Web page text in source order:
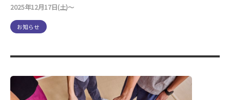
2025年12月17日(土)～
お知らせ